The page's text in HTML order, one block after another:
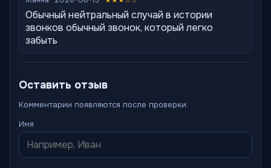
Обычный нейтральный случай в истории
звонков обычный звонок, который легко
забыть
Оставить отзыв
Комментарии появляются после проверки.
Имя